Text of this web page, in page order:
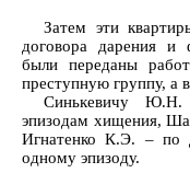
Затем эти
договора дарения и
были переданы
преступную группу, а
Синькевичу Ю.Н.
эпизодам хищения,
Игнатенко К.Э. – по
одному эпизоду.